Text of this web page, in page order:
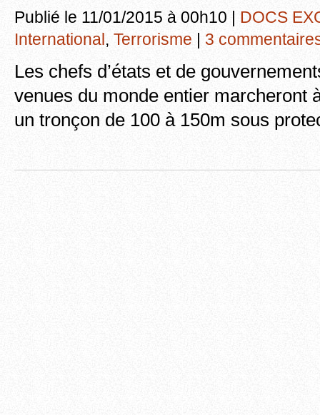
Publié le 11/01/2015 à 00h10 | DOCS
International, Terrorisme | 3
Les chefs d’états et de
venues du monde entier marcheront
un tronçon de 100 à 150m sous